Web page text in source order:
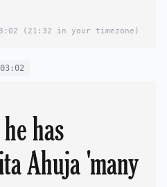
(21:32 in your timezone)
03:02
has
Ahuja 'many